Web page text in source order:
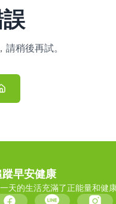
稍後再試。
早安健康
天的生活充滿了正能量和健